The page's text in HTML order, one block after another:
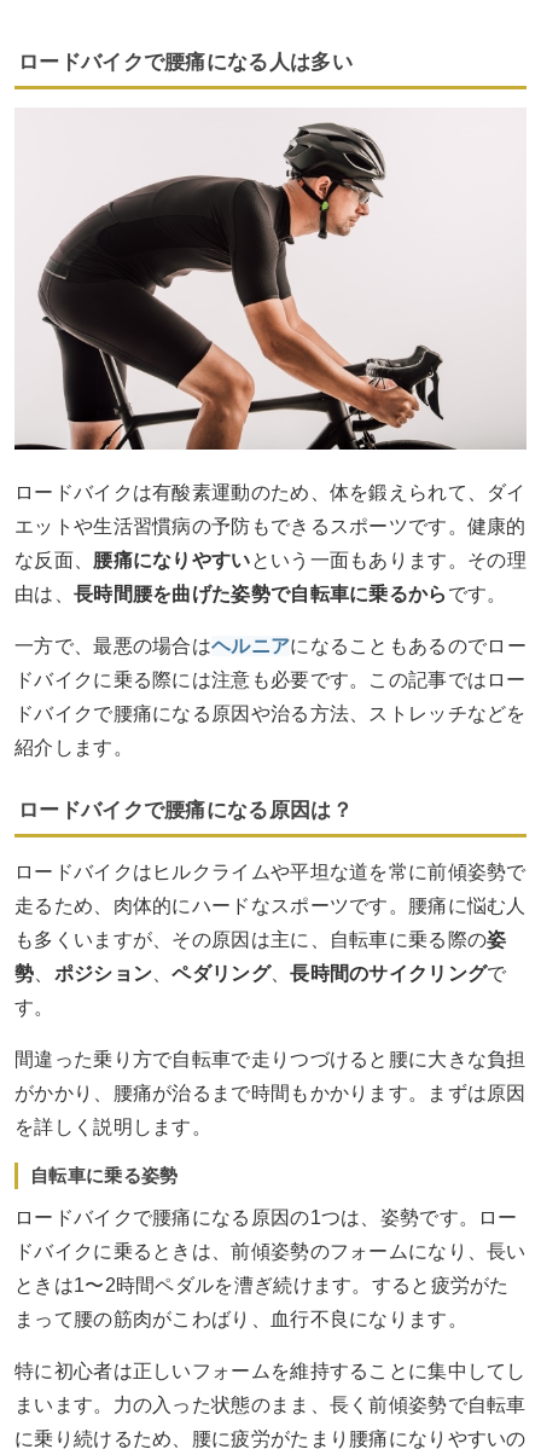
ロードバイクで腰痛になる人は多い
ロードバイクは有酸素運動のため、体を鍛えられて、ダイ
エットや生活習慣病の予防もできるスポーツです。健康的
な反面、 腰痛になりやすいという一面もあります。その理
由は、 長時間腰を曲げた姿勢で自転車に乗るから です。
一方で、最悪の場合はヘルニアになることもあるのでロー
ドバイクに乗る際には注意も必要です。この記事ではロー
ドバイクで腰痛になる原因や治る方法、ストレッチなどを
紹介します。
ロードバイクで腰痛になる原因は？
ロードバイクはヒルクライムや平坦な道を常に前傾姿勢で
走るため、肉体的にハードなスポーツです。腰痛に悩む人
も多くいますが、その原因は主に、自転車に乗る際の姿
勢
ポジション 、ペダリング、長時間のサイクリングで
す。
間違った乗り方で自転車で走りつづけると腰に大きな負担
がかかり、腰痛が治るまで時間もかかります。まずは原因
を詳しく説明します。
自転車に乗る姿勢
ロードバイクで腰痛になる原因の1つは、姿勢です。ロー
ドバイクに乗るときは、前傾姿勢のフォームになり、長い
ときは1〜2時間ペダルを漕ぎ続けます。すると疲労がた
まって腰の筋肉がこわばり、血行不良になります。
特に初心者は正しいフォームを維持することに集中してし
まいます。力の入った状態のまま、長く前傾姿勢で自転車
に乗り続けるため、腰に疲労がたまり腰痛になりやすいの